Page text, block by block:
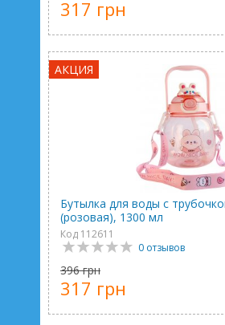
317 грн
АКЦИЯ
Бутылка для воды с
(розовая), 1300 мл
Код 112611
0 отзывов
396 грн
317 грн